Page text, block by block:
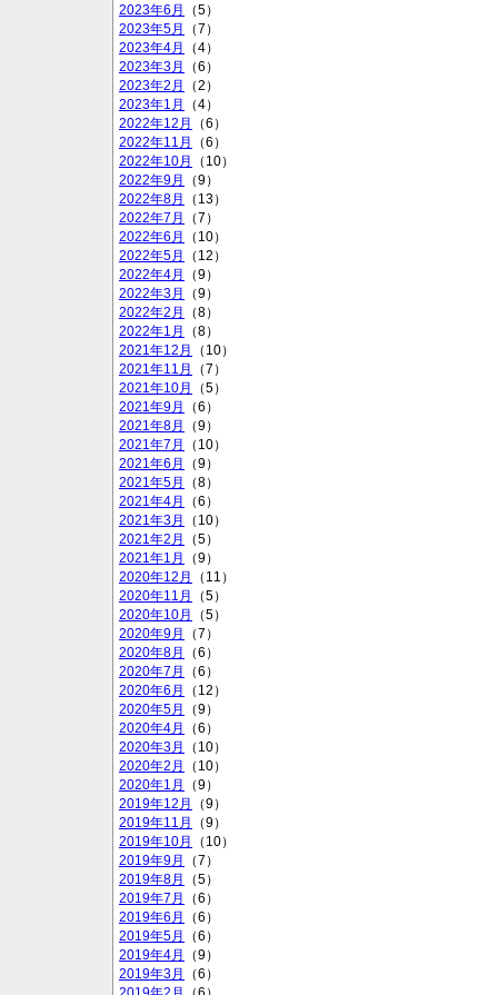
2023年6月
（5）
2023年5月
（7）
2023年4月
（4）
2023年3月
（6）
2023年2月
（2）
2023年1月
（4）
2022年12月
（6）
2022年11月
（6）
2022年10月
（10）
2022年9月
（9）
2022年8月
（13）
2022年7月
（7）
2022年6月
（10）
2022年5月
（12）
2022年4月
（9）
2022年3月
（9）
2022年2月
（8）
2022年1月
（8）
2021年12月
（10）
2021年11月
（7）
2021年10月
（5）
2021年9月
（6）
2021年8月
（9）
2021年7月
（10）
2021年6月
（9）
2021年5月
（8）
2021年4月
（6）
2021年3月
（10）
2021年2月
（5）
2021年1月
（9）
2020年12月
（11）
2020年11月
（5）
2020年10月
（5）
2020年9月
（7）
2020年8月
（6）
2020年7月
（6）
2020年6月
（12）
2020年5月
（9）
2020年4月
（6）
2020年3月
（10）
2020年2月
（10）
2020年1月
（9）
2019年12月
（9）
2019年11月
（9）
2019年10月
（10）
2019年9月
（7）
2019年8月
（5）
2019年7月
（6）
2019年6月
（6）
2019年5月
（6）
2019年4月
（9）
2019年3月
（6）